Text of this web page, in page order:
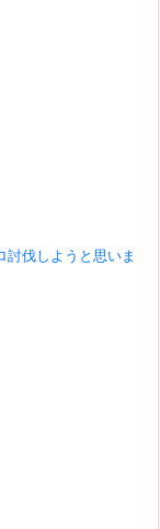
討伐しようと思いま